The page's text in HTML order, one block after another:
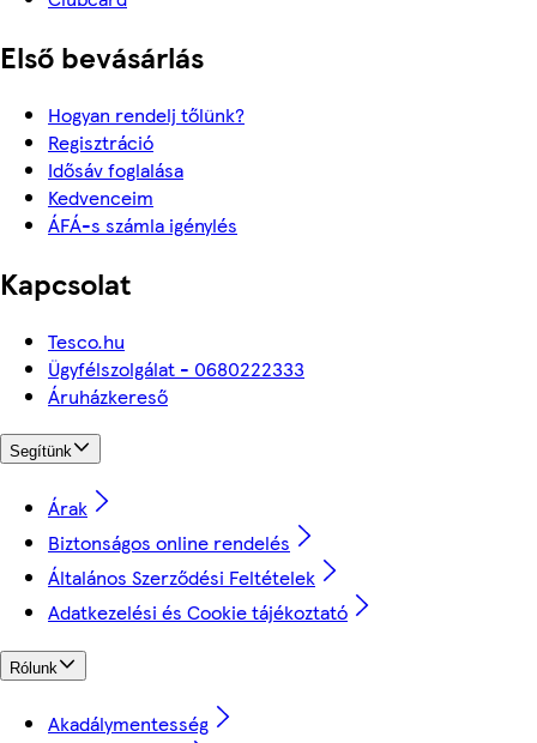
Első bevásárlás
Hogyan rendelj tőlünk?
Regisztráció
Idősáv foglalása
Kedvenceim
ÁFÁ-s számla igénylés
Kapcsolat
Tesco.hu
Ügyfélszolgálat - 0680222333
Áruházkereső
Segítünk
Árak
Biztonságos online rendelés
Általános Szerződési Feltételek
Adatkezelési és Cookie tájékoztató
Rólunk
Akadálymentesség